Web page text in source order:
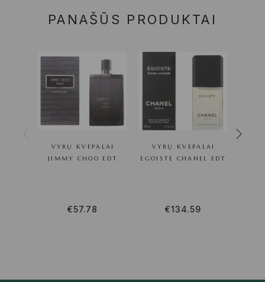
PANAŠŪS PRODUKTAI
VYRŲ KVEPALAI
JIMMY CHOO EDT
€57.78
VYRŲ KVEPALAI
EGOISTE CHANEL EDT
€134.59